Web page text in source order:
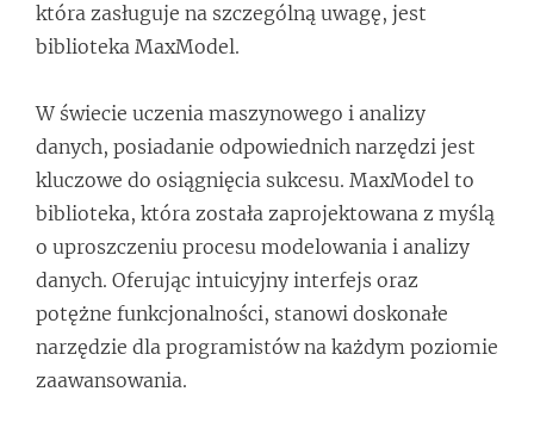
która zasługuje na szczególną uwagę, jest
biblioteka MaxModel.
W świecie uczenia maszynowego i analizy
danych, posiadanie odpowiednich narzędzi jest
kluczowe do osiągnięcia sukcesu. MaxModel to
biblioteka, która została zaprojektowana z myślą
o uproszczeniu procesu modelowania i analizy
danych. Oferując intuicyjny interfejs oraz
potężne funkcjonalności, stanowi doskonałe
narzędzie dla programistów na każdym poziomie
zaawansowania.